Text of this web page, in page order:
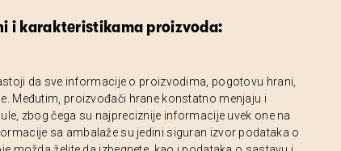
i karakteristikama proizvoda:
da sve informacije o proizvodima, pogotovu hrani,
Međutim, proizvođači hrane konstatno menjaju i
zbog čega su najpreciznije informacije uvek one na
sa ambalaže su jedini siguran izvor podataka o